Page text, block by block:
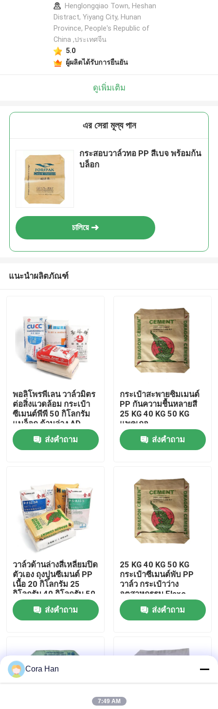
บ้าน
เกี่ยวกับเรา
ทัวร์โรงงาน
ควบคุมคุณภาพ
ติดต่อเรา
ถุงบรรจุปูนซีเมนต์
Henglongqiao Town, Heshan
Distract, Yiyang City, Hunan
Province, People's Republic of
China ,ประเทศจีน
5.0
ผู้ผลิตได้รับการยืนยัน
ดูเพิ่มเติม
এর সেরা মূল্য পান
กระสอบวาล์วทอ PP สีเบจ พร้อมก้น
บล็อก
চালিয়ে
แนะนำผลิตภัณฑ์
พอลิโพรพีเลน วาล์วมิตร
ต่อสิ่งแวดล้อม กระเป๋า
ซีเมนต์พีพี 50 กิโลกรัม
แบล็อก ด้านล่าง AD
STAR Packaging
ส่งคำถาม
กระเป๋าสะพายซิมเมนต์
PP กันความชื้นหลายสี
25 KG 40 KG 50 KG
แพคเกจ
ส่งคำถาม
วาล์วด้านล่างสี่เหลี่ยมปิด
ตัวเอง ถุงปูนซีเมนต์ PP
เนื้อ 20 กิโลกรัม 25
กิโลกรัม 40 กิโลกรัม 50
กิโลกรัม
ส่งคำถาม
25 KG 40 KG 50 KG
กระเป๋าซีเมนต์พับ PP
วาล์ว กระเป๋าว่าง
อุตสาหกรรม Flexo
Printing Packaging
ส่งคำถาม
Cora Han
7:49 AM